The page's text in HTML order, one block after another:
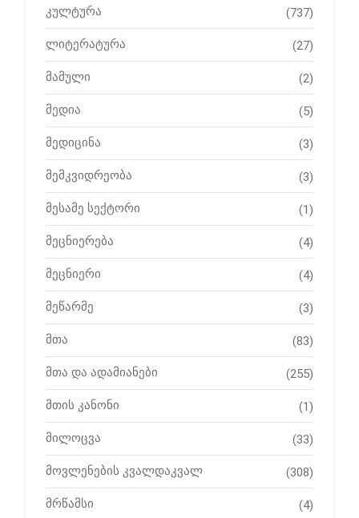
კულტურა (737)
ლიტერატურა (27)
მამული (2)
მედია (5)
მედიცინა (3)
მემკვიდრეობა (3)
მესამე სექტორი (1)
მეცნიერება (4)
მეცნიერი (4)
მეწარმე (3)
მთა (83)
მთა და ადამიანები (255)
მთის კანონი (1)
მილოცვა (33)
მოვლენების კვალდაკვალ (308)
მრწამსი (4)